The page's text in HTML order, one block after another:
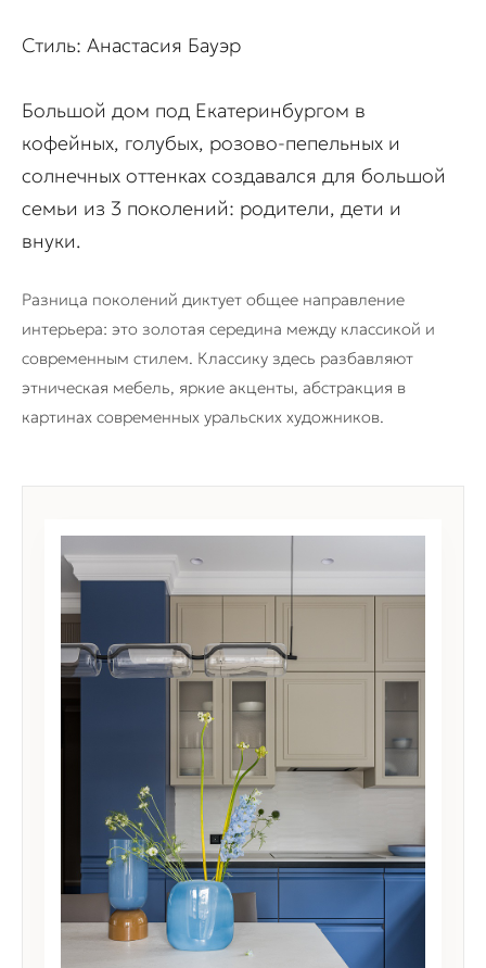
Стиль: Анастасия Бауэр
Большой дом под Екатеринбургом в
кофейных, голубых, розово-пепельных и
солнечных оттенках создавался для большой
семьи из 3 поколений: родители, дети и
внуки.
Разница поколений диктует общее направление
интерьера: это золотая середина между классикой и
современным стилем. Классику здесь разбавляют
этническая мебель, яркие акценты, абстракция в
картинах современных уральских художников.